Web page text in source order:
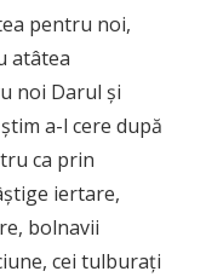
pentru noi,
atâtea
noi Darul şi
a-l cere după
ca prin
iertare,
bolnavii
cei tulburaţi